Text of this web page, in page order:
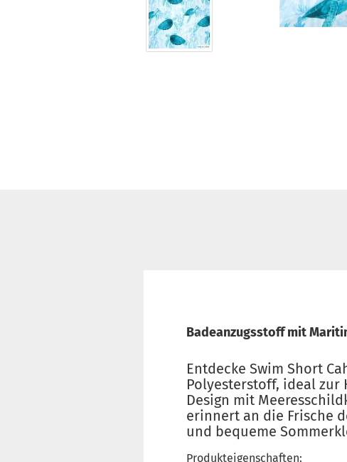
Badeanzugsstoff mit
Entdecke Swim Short
Polyesterstoff, ideal zur
Design mit
erinnert an die Frische
und bequeme
Produkteigenschaften: